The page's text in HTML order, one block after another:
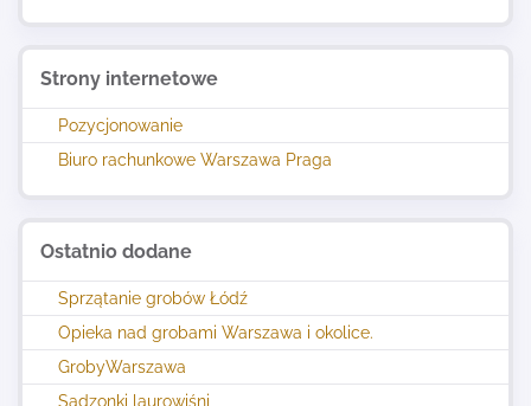
Strony internetowe
Pozycjonowanie
Biuro rachunkowe Warszawa Praga
Ostatnio dodane
Sprzątanie grobów Łódź
Opieka nad grobami Warszawa i okolice.
GrobyWarszawa
Sadzonki laurowiśni